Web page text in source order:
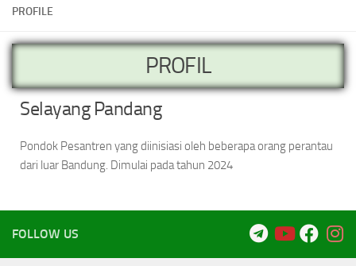
PROFILE
PROFIL
Selayang Pandang
Pondok Pesantren yang diinisiasi oleh beberapa orang perantau
dari luar Bandung. Dimulai pada tahun 2024
FOLLOW US